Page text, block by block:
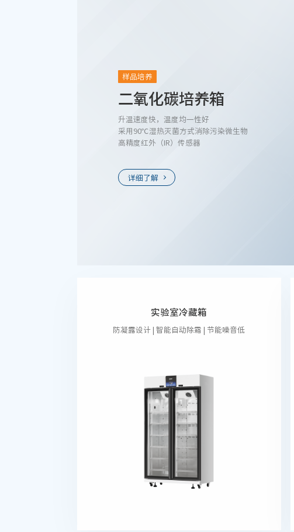
样品培养
二氧化碳培养箱
升温速度快，温度均一性好
采用90℃湿热灭菌方式消除污染微生物
高精度红外（IR）传感器
详细了解
实验室冷藏箱
防凝露设计 | 智能自动除霜 | 节能噪音低